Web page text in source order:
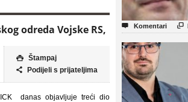
odreda Vojske RS,
 Štampaj
 Podijeli s prijateljima
danas objavljuje treći dio
 Komentari 